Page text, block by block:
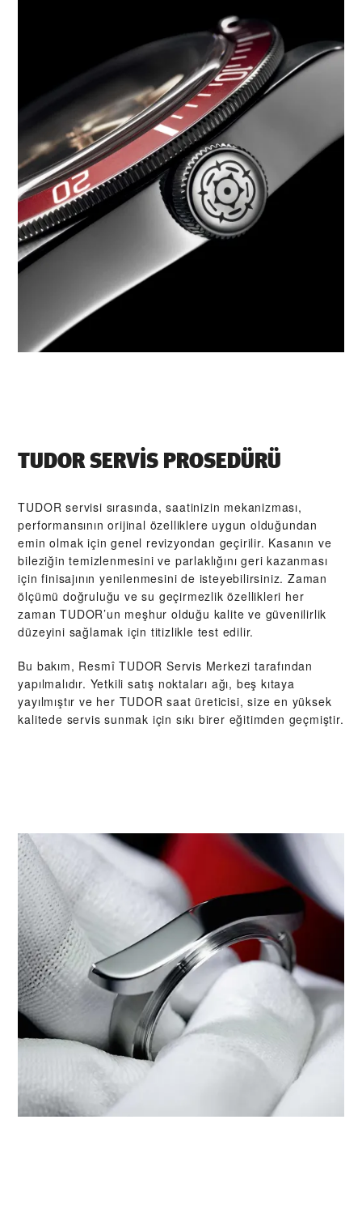
TUDOR SERVIS PROSEDÜRÜ
TUDOR servisi sırasında, saatinizin mekanizması,
performansının orijinal özelliklere uygun olduğundan
emin olmak için genel revizyondan geçirilir. Kasanın ve
bileziğin temizlenmesini ve parlaklığını geri kazanması
için finisajının yenilenmesini de isteyebilirsiniz. Zaman
ölçümü doğruluğu ve su geçirmezlik özellikleri her
zaman TUDOR’un meşhur olduğu kalite ve güvenilirlik
düzeyini sağlamak için titizlikle test edilir.
Bu bakım, Resmî TUDOR Servis Merkezi tarafından
yapılmalıdır. Yetkili satış noktaları ağı, beş kıtaya
yayılmıştır ve her TUDOR saat üreticisi, size en yüksek
kalitede servis sunmak için sıkı birer eğitimden geçmiştir.